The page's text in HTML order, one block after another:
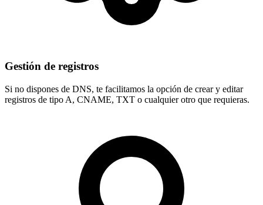
Gestión de registros
Si no dispones de DNS, te facilitamos la opción de crear y editar
registros de tipo A, CNAME, TXT o cualquier otro que requieras.